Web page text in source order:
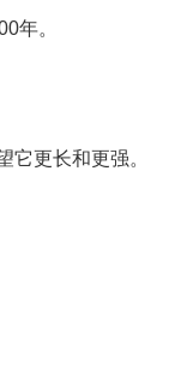
年。
它更长和更强。